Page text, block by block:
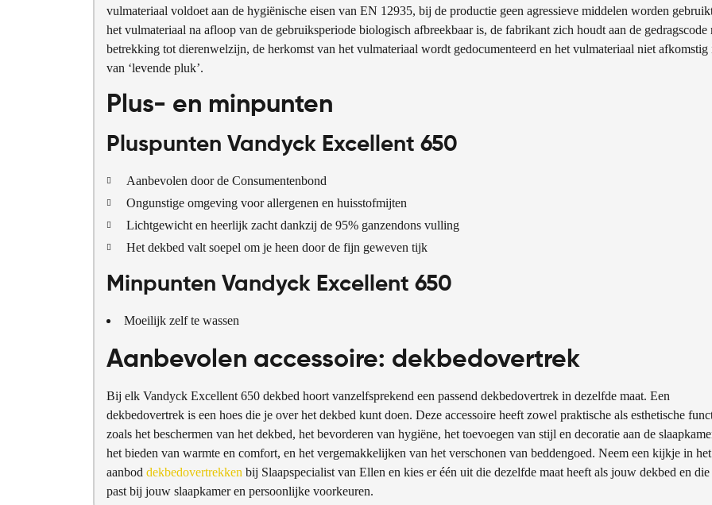
vulmateriaal voldoet aan de hygiënische eisen van EN 12935, bij de productie geen agressieve middelen worden
het vulmateriaal na afloop van de gebruiksperiode biologisch afbreekbaar is, de fabrikant zich houdt aan de gedragscode
betrekking tot dierenwelzijn, de herkomst van het vulmateriaal wordt gedocumenteerd en het vulmateriaal niet afkomstig
van ‘levende pluk’.
Plus- en minpunten
Pluspunten Vandyck Excellent 650
Aanbevolen door de Consumentenbond
Ongunstige omgeving voor allergenen en huisstofmijten
Lichtgewicht en heerlijk zacht dankzij de 95% ganzendons vulling
Het dekbed valt soepel om je heen door de fijn geweven tijk
Minpunten Vandyck Excellent 650
Moeilijk zelf te wassen
Aanbevolen accessoire: dekbedovertrek
Bij elk Vandyck Excellent 650 dekbed hoort vanzelfsprekend een passend dekbedovertrek in dezelfde maat. Een
dekbedovertrek is een hoes die je over het dekbed kunt doen. Deze accessoire heeft zowel praktische als esthetische
zoals het beschermen van het dekbed, het bevorderen van hygiëne, het toevoegen van stijl en decoratie aan de
het bieden van warmte en comfort, en het vergemakkelijken van het verschonen van beddengoed. Neem een kijkje in het
aanbod dekbedovertrekken bij Slaapspecialist van Ellen en kies er één uit die dezelfde maat heeft als jouw dekbed en die
past bij jouw slaapkamer en persoonlijke voorkeuren.